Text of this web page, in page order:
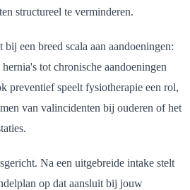
structureel te verminderen.
een breed scala aan aandoeningen:
tot chronische aandoeningen
preventief speelt fysiotherapie een rol,
van valincidenten bij ouderen of het
Na een uitgebreide intake stelt
op dat aansluit bij jouw